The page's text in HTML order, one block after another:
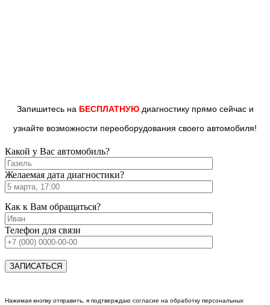
Запишитесь на БЕСПЛАТНУЮдиагностику прямо сейчас и
узнайте возможности переоборудования своего автомобиля!
Какой у Вас автомобиль?
Желаемая дата диагностики?
Как к Вам обращаться?
Телефон для связи
Нажимая кнопку отправить, я подтверждаю согласие на обработку персональных